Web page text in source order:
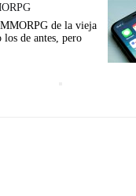
de la vieja
los de antes, pero